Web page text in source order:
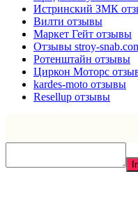
Истринский ЗМК
Вилти отзывы
Маркет Гейт отзывы
Отзывы stroy-
Ротенштайн отзывы
Циркон Моторс
kardes-moto отзывы
Resellup отзывы